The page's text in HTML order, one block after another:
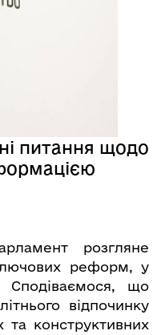
питання щодо
розгляне
реформ, у
Сподіваємося, що
відпочинку
та конструктивних